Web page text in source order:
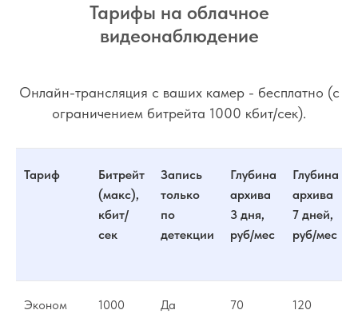
Тарифы на облачное
видеонаблюдение
Онлайн-трансляция с ваших камер - бесплатно (с
ограничением битрейта 1000 кбит/сек).
Тариф
Битрейт
(макс),
кбит/
сек
Запись
только
по
детекции
Глубина
архива
3 дня,
руб/мес
Глубина
архива
7 дней,
руб/мес
Эконом 1000 Да 70 120